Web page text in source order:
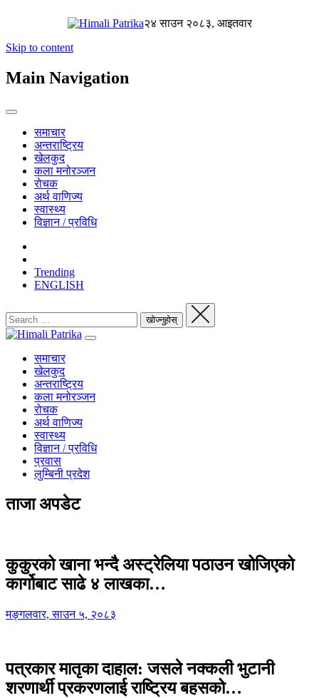
२४ साउन २०८३, आइतवार
Skip to content
Main Navigation
समाचार
अन्तराष्ट्रिय
खेलकुद
कला मनोरञ्जन
रोचक
अर्थ वाणिज्य
स्वास्थ्य
विज्ञान / प्रविधि
Trending
ENGLISH
समाचार
खेलकुद
अन्तराष्ट्रिय
कला मनोरञ्जन
रोचक
अर्थ वाणिज्य
स्वास्थ्य
विज्ञान / प्रविधि
प्रवास
लुम्बिनी प्रदेश
ताजा अपडेट
कुकुरको खाना भन्दै अस्ट्रेलिया पठाउन खोजिएको
कार्गोबाट साढे ४ लाखका…
मङ्गलवार, साउन ५, २०८३
पत्रकार मातृका दाहाल: जसले नक्कली भुटानी
शरणार्थी प्रकरणलाई राष्ट्रिय बहसको…